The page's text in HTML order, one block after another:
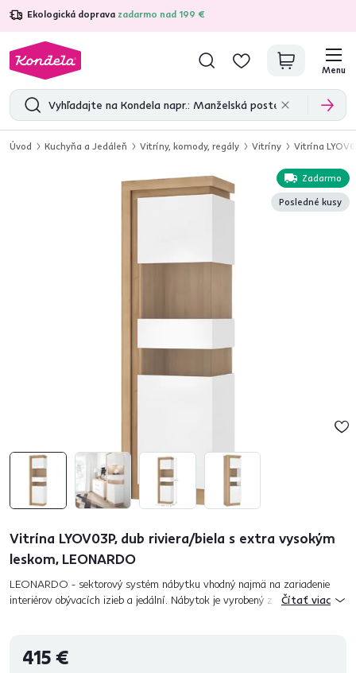
Ekologická doprava zadarmo nad 199 €
4,7 31 211overených produktových recenzií
Menu
Úvod Kuchyňa a Jedáleň Vitríny, komody, regály Vitríny Vitrína
Zadarmo
Posledné kusy
Vitrína LYOV03P, dub riviera/biela s extra vysokým
leskom, LEONARDO
LEONARDO - sektorový systém nábytku vhodný najmä na zariadenie
interiérov obývacích izieb a jedální. Nábytok je vyrobený z laminovaných
Čítať viac
415 €